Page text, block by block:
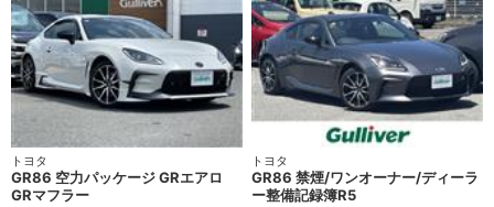
トヨタ
GR86 空力パッケージ GRエアロ
GRマフラー
トヨタ
GR86 禁煙/ワンオーナー/ディーラ
ー整備記録簿R5